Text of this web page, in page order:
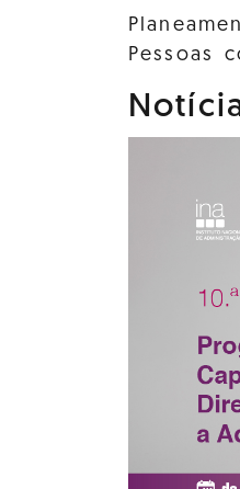
Pessoas